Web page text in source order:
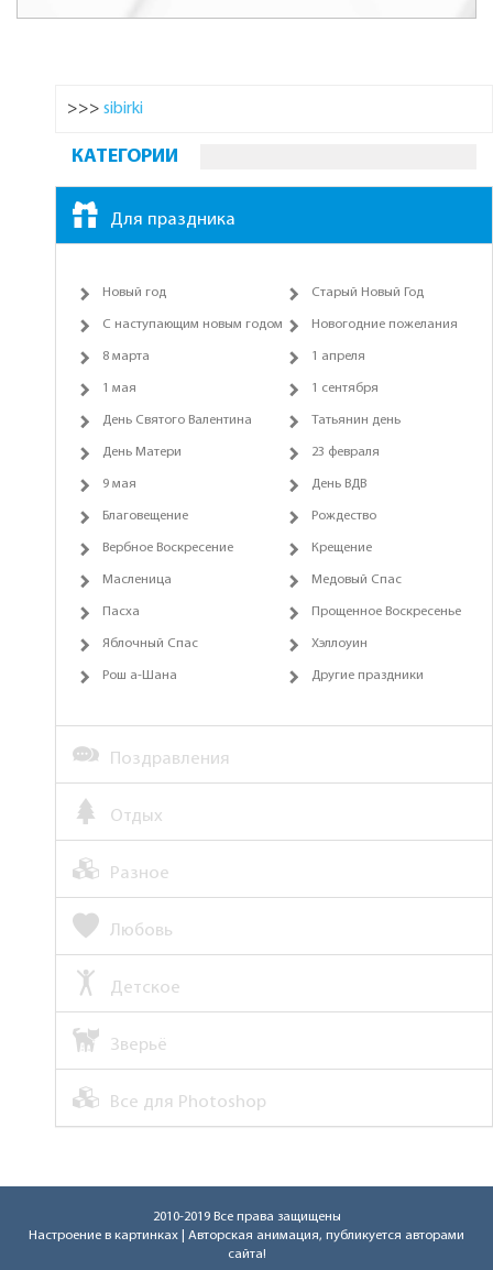
>>> sibirki
КАТЕГОРИИ
Для праздника
Новый год Старый Новый Год
С наступающим новым годом Новогодние пожелания
8 марта 1 апреля
1 мая 1 сентября
День Святого Валентина Татьянин день
День Матери 23 февраля
9 мая День ВДВ
Благовещение Рождество
Вербное Воскресение Крещение
Масленица Медовый Спас
Пасха Прощенное Воскресенье
Яблочный Спас Хэллоуин
Рош а-Шана Другие праздники
Поздравления
Отдых
Разное
Любовь
Детское
Зверьё
Все для Photoshop
2010-2019 Все права защищены
Настроение в картинках | Авторская анимация, публикуется авторами
сайта!